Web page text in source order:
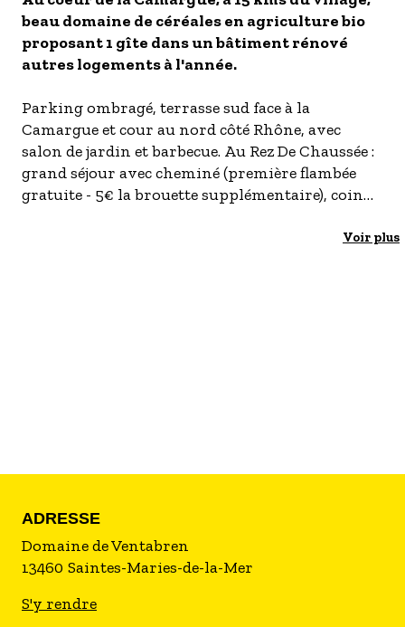
- Les établissements Accueil vélo
LES OFFRES MYPROVENCE
beau domaine de céréales en agriculture bio
proposant 1 gîte dans un bâtiment rénové
autres logements à l'année.
Parking ombragé, terrasse sud face à la
Camargue et cour au nord côté Rhône, avec
salon de jardin et barbecue. Au Rez De Chaussée :
grand séjour avec cheminé (première flambée
gratuite - 5€ la brouette supplémentaire), coin
chaine hi-fi. Cuisine toute équipée (lave linge,
personnes (si > 5 personnes) : se renseigner
Animaux acceptés avec supplément
(3€/jour/animal).
Voir plus
ADRESSE
Domaine de Ventabren
13460 Saintes-Maries-de-la-Mer
S'y rendre